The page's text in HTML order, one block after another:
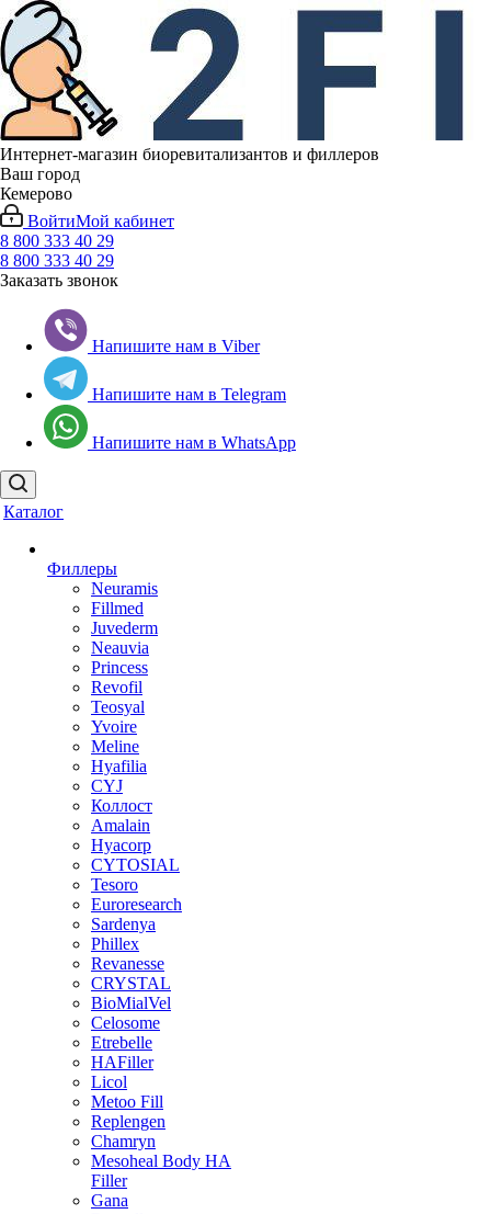
Интернет-магазин биоревитализантов и филлеров
Ваш город
Кемерово
ВойтиМой кабинет
8 800 333 40 29
8 800 333 40 29
Заказать звонок
Напишите нам в Viber
Напишите нам в Telegram
Напишите нам в WhatsApp
Каталог
Филлеры
Neuramis
Fillmed
Juvederm
Neauvia
Princess
Revofil
Teosyal
Yvoire
Meline
Hyafilia
CYJ
Коллост
Amalain
Hyacorp
CYTOSIAL
Tesoro
Euroresearch
Sardenya
Phillex
Revanesse
CRYSTAL
BioMialVel
Celosome
Etrebelle
HAFiller
Licol
Metoo Fill
Replengen
Chamryn
Mesoheal Body HA
Filler
Gana